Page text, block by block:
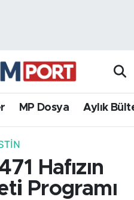
MP Dosya Aylık
Hafızın
Programı